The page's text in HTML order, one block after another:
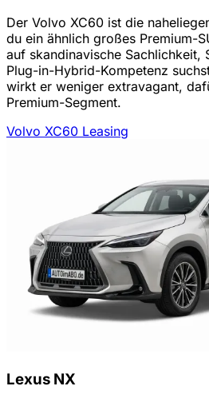
Der Volvo XC60 ist die
du ein ähnlich großes Premium-
auf skandinavische Sachlichkeit,
Plug-in-Hybrid-Kompetenz
wirkt er weniger extravagant,
Premium-Segment.
Volvo XC60 Leasing
Lexus NX